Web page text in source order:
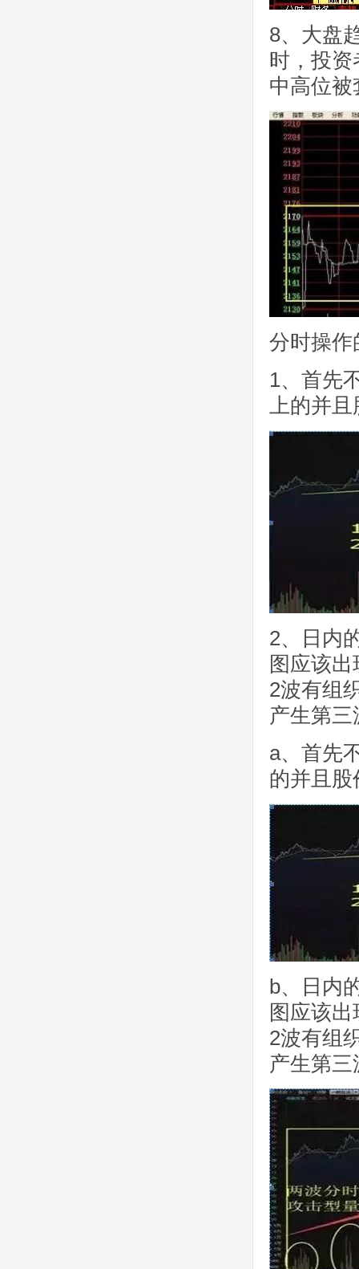
8、大盘
时，投
中高位被
分时操作
1、首先
上的并
2、日内
图应该
2波有组
产生第
a、首先
的并且
b、日内
图应该
2波有组
产生第